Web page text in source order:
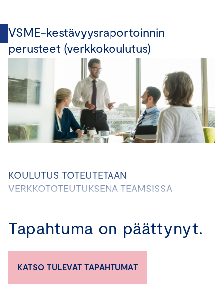
VSME-kestävyysraportoinnin
perusteet (verkkokoulutus)
KOULUTUS TOTEUTETAAN
VERKKOTOTEUTUKSENA TEAMSISSA
asiakkaiden ja rahoittajien kasvaviin
vastuullisuusodotuksiin? Entä kuinka osoittaa
vastuullisuutesi selkeästi ja
kustannustehokkaasti ilman raskaita
prosesseja?
Tapahtuma on päättynyt.
KATSO TULEVAT TAPAHTUMAT